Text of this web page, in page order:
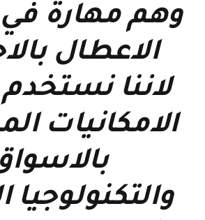
وهم مهارة
الاعطال
لاننا
الامكانيات
والتكنولوجيا